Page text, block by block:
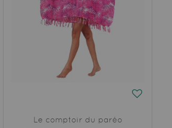
Le comptoir du paréo